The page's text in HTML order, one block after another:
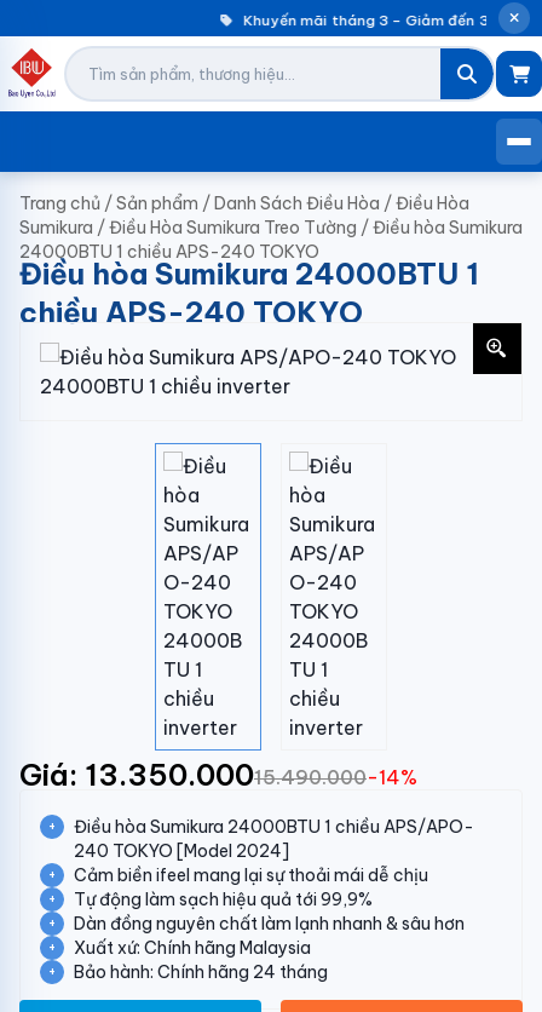
Khuyến mãi tháng 3 – Giảm đến 30%
Trang chủ /Sản phẩm /Danh Sách Điều Hòa /Điều Hòa
Sumikura /Điều Hòa Sumikura Treo Tường /Điều hòa Sumikura
24000BTU 1 chiều APS-240 TOKYO
Điều hòa Sumikura 24000BTU 1
chiều APS-240 TOKYO
Giá: 13.350.00015.490.000-14%
Điều hòa Sumikura 24000BTU 1 chiều APS/APO-
240 TOKYO [Model 2024]
Cảm biền ifeel mang lại sự thoải mái dễ chịu
Tự động làm sạch hiệu quả tới 99,9%
Dàn đồng nguyên chất làm lạnh nhanh & sâu hơn
Xuất xứ: Chính hãng Malaysia
Bảo hành: Chính hãng 24 tháng